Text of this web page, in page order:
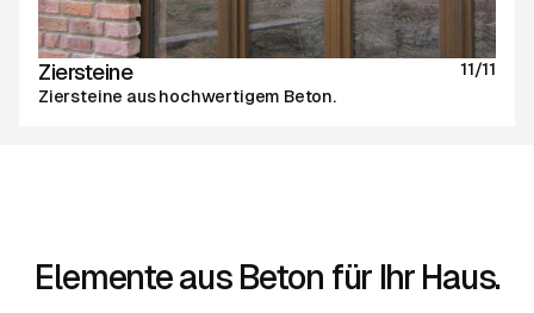
Ziersteine
11/11
Ziersteine aus hochwertigem Beton.
Elemente aus Beton für Ihr Haus.